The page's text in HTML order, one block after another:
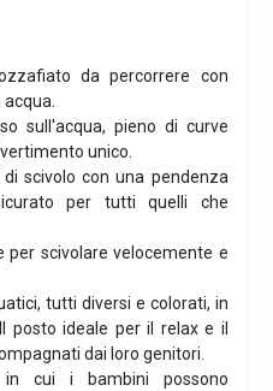
da percorrere con
sull'acqua, pieno di curve
unico.
scivolo con una pendenza
per tutti quelli che
per scivolare velocemente e
tutti diversi e colorati, in
posto ideale per il relax e il
dai loro genitori.
in cui i bambini possono